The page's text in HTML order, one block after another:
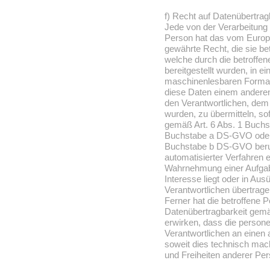
f) Recht auf
Jede von der
Person hat das vom
gewährte Recht, die sie
welche durch die
bereitgestellt wurden, in
maschinenlesbaren
diese Daten einem
den Verantwortlichen,
wurden, zu übermitteln,
gemäß Art. 6 Abs. 1
Buchstabe a DS-GVO
Buchstabe b DS-GVO
automatisierter Verfahren
Wahrnehmung einer
Interesse liegt oder in
Verantwortlichen
Ferner hat die betroffene
Datenübertragbarkeit
erwirken, dass die
Verantwortlichen an einen
soweit dies technisch
und Freiheiten anderer